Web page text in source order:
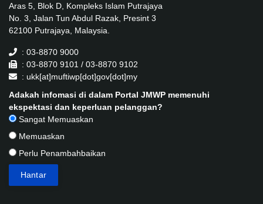
Aras 5, Blok D, Kompleks Islam Putrajaya
No. 3, Jalan Tun Abdul Razak, Presint 3
62100 Putrajaya, Malaysia.
: 03-8870 9000
: 03-8870 9101 / 03-8870 9102
: ukk[at]muftiwp[dot]gov[dot]my
Adakah infomasi di dalam Portal JMWP memenuhi
ekspektasi dan keperluan pelanggan?
Sangat Memuaskan
Memuaskan
Perlu Penambahbaikan